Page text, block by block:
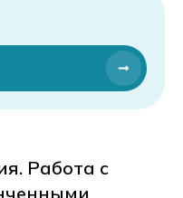
Работа с